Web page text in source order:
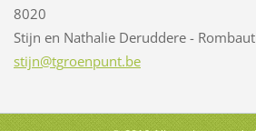
8020
Stijn en Nathalie Deruddere - Rombaut
stijn@tgroenpunt.be